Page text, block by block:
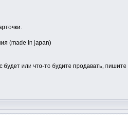
(made in japan)
или что-то будите продавать,